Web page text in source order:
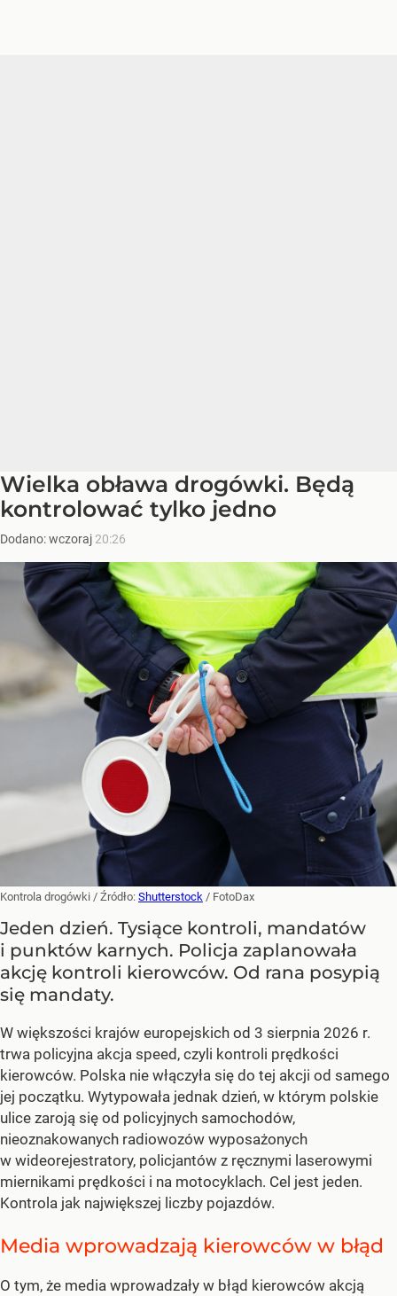
Wielka obława drogówki. Będą
kontrolować tylko jedno
Dodano:wczoraj 20:26
Kontrola drogówki / Źródło: Shutterstock / FotoDax
Jeden dzień. Tysiące kontroli, mandatów
i punktów karnych. Policja zaplanowała
akcję kontroli kierowców. Od rana posypią
się mandaty.
W większości krajów europejskich od 3 sierpnia 2026 r.
trwa policyjna akcja speed, czyli kontroli prędkości
kierowców. Polska nie włączyła się do tej akcji od samego
jej początku. Wytypowała jednak dzień, w którym polskie
ulice zaroją się od policyjnych samochodów,
nieoznakowanych radiowozów wyposażonych
w wideorejestratory, policjantów z ręcznymi laserowymi
miernikami prędkości i na motocyklach. Cel jest jeden.
Kontrola jak największej liczby pojazdów.
Media wprowadzają kierowców w błąd
O tym, że media wprowadzały w błąd kierowców akcją